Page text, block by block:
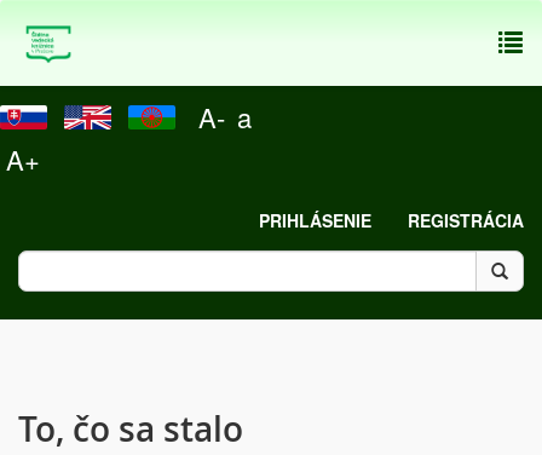
A- a
A+
PRIHLÁSENIE REGISTRÁCIA
To, čo sa stalo